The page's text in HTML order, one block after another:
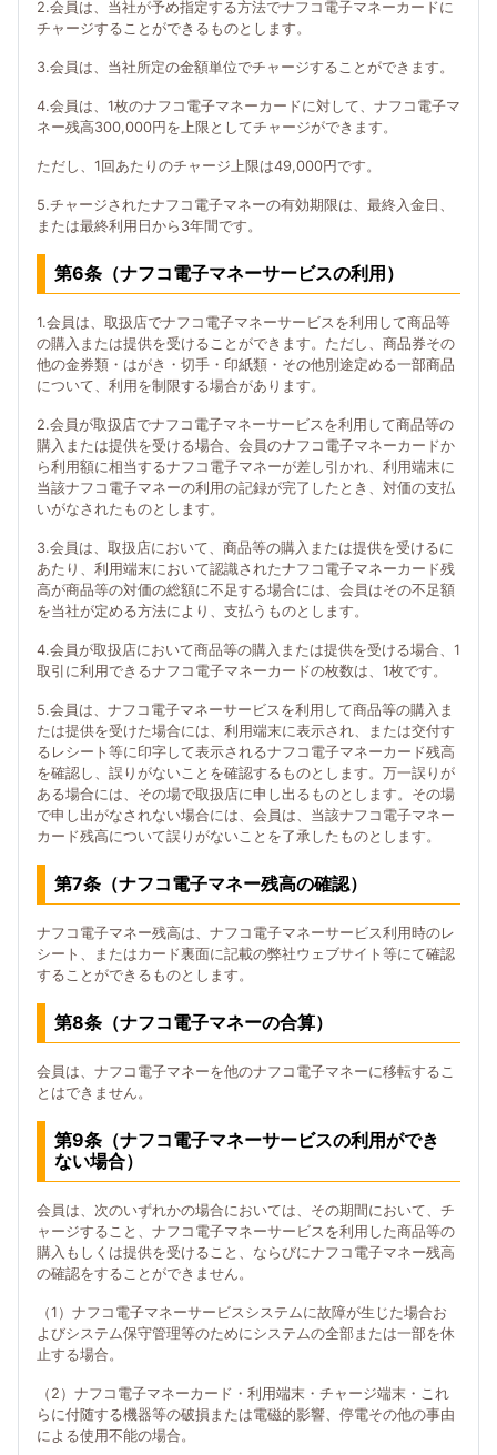
2.会員は、当社が予め指定する方法でナフコ電子マネーカードに
チャージすることができるものとします。
3.会員は、当社所定の金額単位でチャージすることができます。
4.会員は、1枚のナフコ電子マネーカードに対して、ナフコ電子マ
ネー残高300,000円を上限としてチャージができます。
ただし、1回あたりのチャージ上限は49,000円です。
5.チャージされたナフコ電子マネーの有効期限は、最終入金日、
または最終利用日から3年間です。
第6条（ナフコ電子マネーサービスの利用）
1.会員は、取扱店でナフコ電子マネーサービスを利用して商品等
の購入または提供を受けることができます。ただし、商品券その
他の金券類・はがき・切手・印紙類・その他別途定める一部商品
について、利用を制限する場合があります。
2.会員が取扱店でナフコ電子マネーサービスを利用して商品等の
購入または提供を受ける場合、会員のナフコ電子マネーカードか
ら利用額に相当するナフコ電子マネーが差し引かれ、利用端末に
当該ナフコ電子マネーの利用の記録が完了したとき、対価の支払
いがなされたものとします。
3.会員は、取扱店において、商品等の購入または提供を受けるに
あたり、利用端末において認識されたナフコ電子マネーカード残
高が商品等の対価の総額に不足する場合には、会員はその不足額
を当社が定める方法により、支払うものとします。
4.会員が取扱店において商品等の購入または提供を受ける場合、1
取引に利用できるナフコ電子マネーカードの枚数は、1枚です。
5.会員は、ナフコ電子マネーサービスを利用して商品等の購入ま
たは提供を受けた場合には、利用端末に表示され、または交付す
るレシート等に印字して表示されるナフコ電子マネーカード残高
を確認し、誤りがないことを確認するものとします。万一誤りが
ある場合には、その場で取扱店に申し出るものとします。その場
で申し出がなされない場合には、会員は、当該ナフコ電子マネー
カード残高について誤りがないことを了承したものとします。
第7条（ナフコ電子マネー残高の確認）
ナフコ電子マネー残高は、ナフコ電子マネーサービス利用時のレ
シート、またはカード裏面に記載の弊社ウェブサイト等にて確認
することができるものとします。
第8条（ナフコ電子マネーの合算）
会員は、ナフコ電子マネーを他のナフコ電子マネーに移転するこ
とはできません。
第9条（ナフコ電子マネーサービスの利用ができ
ない場合）
会員は、次のいずれかの場合においては、その期間において、チ
ャージすること、ナフコ電子マネーサービスを利用した商品等の
購入もしくは提供を受けること、ならびにナフコ電子マネー残高
の確認をすることができません。
（1）ナフコ電子マネーサービスシステムに故障が生じた場合お
よびシステム保守管理等のためにシステムの全部または一部を休
止する場合。
（2）ナフコ電子マネーカード・利用端末・チャージ端末・これ
らに付随する機器等の破損または電磁的影響、停電その他の事由
による使用不能の場合。